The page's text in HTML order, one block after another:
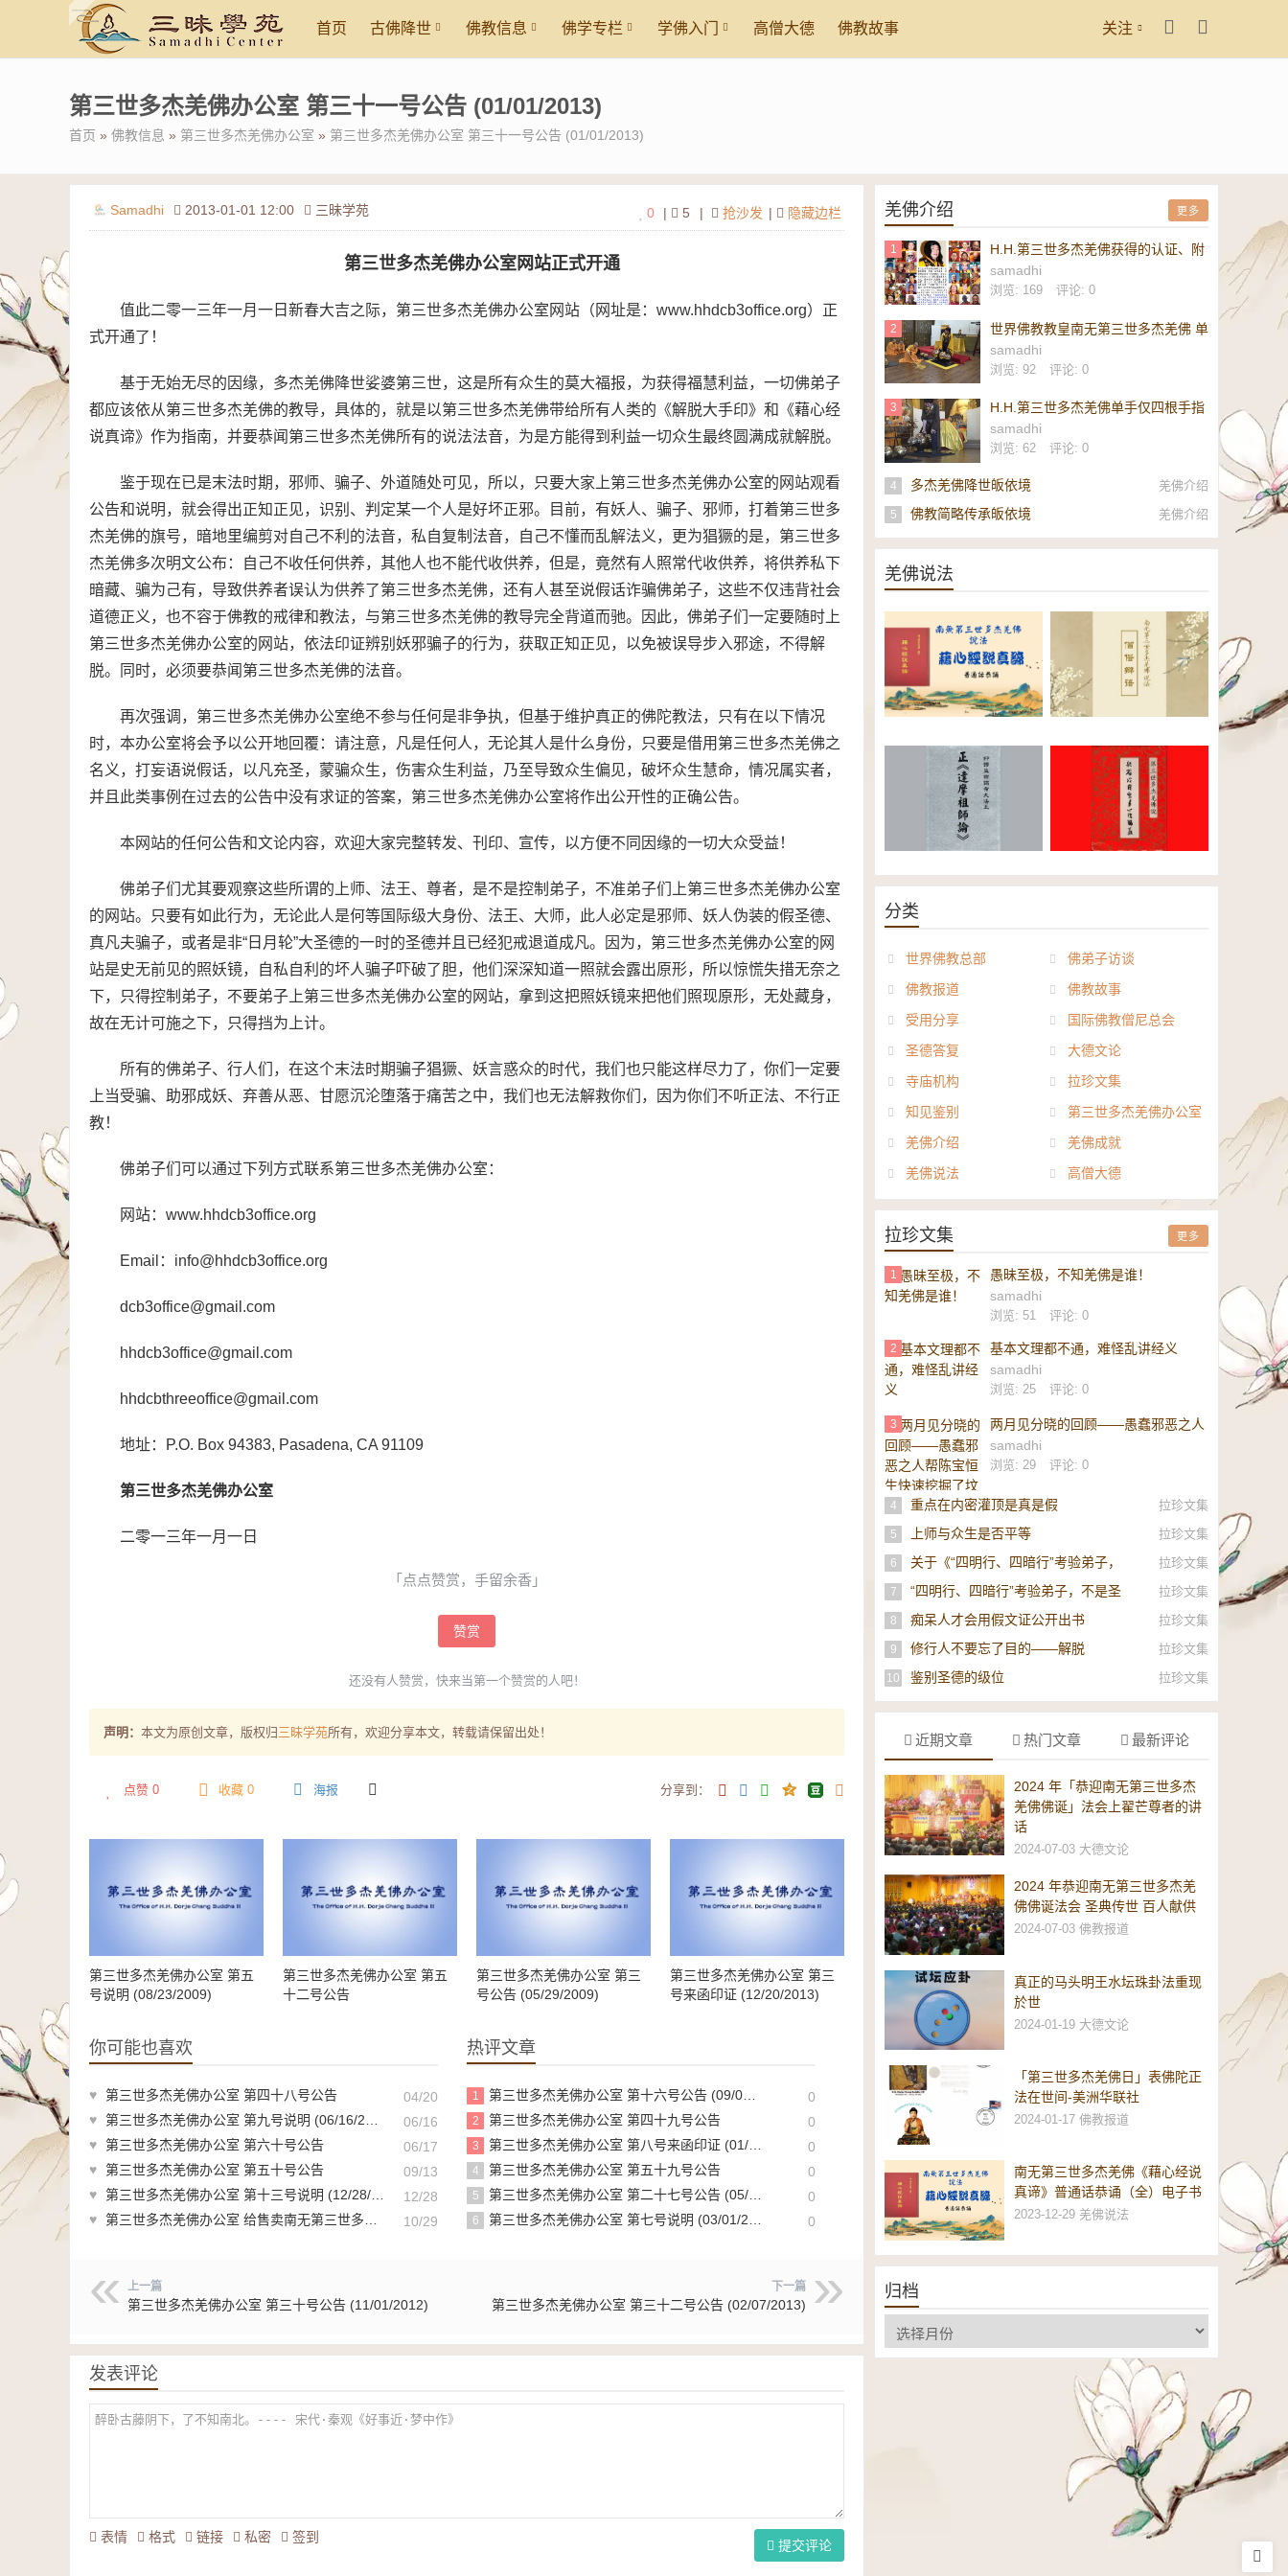
关注
首页 古佛降世 佛教信息 佛学专栏 学佛入门 高僧大德 佛教故事
第三世多杰羌佛办公室 第三十一号公告 (01/01/2013)
首页 » 佛教信息 » 第三世多杰羌佛办公室 » 第三世多杰羌佛办公室 第三十一号公告 (01/01/2013)
Samadhi 2013-01-01 12:00 三昧学苑 | 隐藏边栏
| 抢沙发
| 5
0
第三世多杰羌佛办公室网站正式开通
值此二零一三年一月一日新春大吉之际，第三世多杰羌佛办公室网站（网址是：www.hhdcb3office.org）正
式开通了！
基于无始无尽的因缘，多杰羌佛降世娑婆第三世，这是所有众生的莫大福报，为获得福慧利益，一切佛弟子
都应该依从第三世多杰羌佛的教导，具体的，就是以第三世多杰羌佛带给所有人类的《解脱大手印》和《藉心经
说真谛》作为指南，并要恭闻第三世多杰羌佛所有的说法法音，为是方能得到利益一切众生最终圆满成就解脱。
鉴于现在已是末法时期，邪师、骗子、外道随处可见，所以，只要大家上第三世多杰羌佛办公室的网站观看
公告和说明，就会得出正知正见，识别、判定某一个人是好坏正邪。目前，有妖人、骗子、邪师，打着第三世多
杰羌佛的旗号，暗地里编剪对自己不利的法音，私自复制法音，自己不懂而乱解法义，更为猖獗的是，第三世多
杰羌佛多次明文公布：自己不收任何供养，其他人也不能代收供养，但是，竟然有人照常代收供养，将供养私下
暗藏、骗为己有，导致供养者误认为供养了第三世多杰羌佛，还有人甚至说假话诈骗佛弟子，这些不仅违背社会
道德正义，也不容于佛教的戒律和教法，与第三世多杰羌佛的教导完全背道而驰。因此，佛弟子们一定要随时上
第三世多杰羌佛办公室的网站，依法印证辨别妖邪骗子的行为，获取正知正见，以免被误导步入邪途，不得解
脱。同时，必须要恭闻第三世多杰羌佛的法音。
再次强调，第三世多杰羌佛办公室绝不参与任何是非争执，但基于维护真正的佛陀教法，只有在以下情况
时，本办公室将会予以公开地回覆：请注意，凡是任何人，无论其人是什么身份，只要是借用第三世多杰羌佛之
名义，打妄语说假话，以凡充圣，蒙骗众生，伤害众生利益，乃至导致众生偏见，破坏众生慧命，情况属实者，
并且此类事例在过去的公告中没有求证的答案，第三世多杰羌佛办公室将作出公开性的正确公告。
本网站的任何公告和文论内容，欢迎大家完整转发、刊印、宣传，以方便不同因缘的一切大众受益！
佛弟子们尤其要观察这些所谓的上师、法王、尊者，是不是控制弟子，不准弟子们上第三世多杰羌佛办公室
的网站。只要有如此行为，无论此人是何等国际级大身份、法王、大师，此人必定是邪师、妖人伪装的假圣德、
真凡夫骗子，或者是非“日月轮”大圣德的一时的圣德并且已经犯戒退道成凡。因为，第三世多杰羌佛办公室的网
站是史无前见的照妖镜，自私自利的坏人骗子吓破了胆，他们深深知道一照就会露出原形，所以惊慌失措无奈之
下，只得控制弟子，不要弟子上第三世多杰羌佛办公室的网站，拿到这把照妖镜来把他们照现原形，无处藏身，
故在无计可施之下，只得挡为上计。
所有的佛弟子、行人们，在这个末法时期骗子猖獗、妖言惑众的时代，我们也只能这样尽力了，你们一定要
上当受骗、助邪成妖、弃善从恶、甘愿沉沦堕落于痛苦之中，我们也无法解救你们，因为你们不听正法、不行正
教！
佛弟子们可以通过下列方式联系第三世多杰羌佛办公室：
网站：www.hhdcb3office.org
Email：info@hhdcb3office.org
dcb3office@gmail.com
hhdcb3office@gmail.com
hhdcbthreeoffice@gmail.com
地址：P.O. Box 94383, Pasadena, CA 91109
第三世多杰羌佛办公室
二零一三年一月一日
「点点赞赏，手留余香」
赞赏
还没有人赞赏，快来当第一个赞赏的人吧！
声明： 本文为原创文章，版权归 三昧学苑所有，欢迎分享本文，转载请保留出处！
点赞 0 收藏 0 海报 分享到：
第三世多杰羌佛办公室 第五
号说明 (08/23/2009)
第三世多杰羌佛办公室 第五
十二号公告
第三世多杰羌佛办公室 第三
号公告 (05/29/2009)
第三世多杰羌佛办公室 第三
号来函印证 (12/20/2013)
你可能也喜欢
♥ 第三世多杰羌佛办公室 第四十八号公告
04/20
♥ 第三世多杰羌佛办公室 第九号说明 (06/16/2010)
06/16
♥ 第三世多杰羌佛办公室 第六十号公告
06/17
♥ 第三世多杰羌佛办公室 第五十号公告
09/13
♥ 第三世多杰羌佛办公室 第十三号说明 (12/28/2013)
12/28
♥ 第三世多杰羌佛办公室 给售卖南无第三世多杰羌佛复製品画的公司的一封公开信 10/29
热评文章
1 第三世多杰羌佛办公室 第十六号公告 (09/05/2010) 0
2 第三世多杰羌佛办公室 第四十九号公告 0
3 第三世多杰羌佛办公室 第八号来函印证 (01/11/2014) 0
4 第三世多杰羌佛办公室 第五十九号公告 0
5 第三世多杰羌佛办公室 第二十七号公告 (05/11/2012) 0
6 第三世多杰羌佛办公室 第七号说明 (03/01/2010) 0
上一篇
第三世多杰羌佛办公室 第三十号公告 (11/01/2012)
下一篇
第三世多杰羌佛办公室 第三十二号公告 (02/07/2013)
发表评论
表情 格式 链接 私密 签到
提交评论
更多
羌佛介绍
1
H.H.第三世多杰羌佛获得的认证、附
议、恭贺
samadhi
浏览: 169 评论: 0
2
世界佛教教皇南无第三世多杰羌佛 单
手勾提 437.2 磅金刚杵-维加斯新闻
报
samadhi
浏览: 92 评论: 0
3
H.H.第三世多杰羌佛单手仅四根手指
勾起 437.2 磅重的镇殿金刚杵-美新
社
samadhi
浏览: 62 评论: 0
4 多杰羌佛降世皈依境 羌佛介绍
5 佛教简略传承皈依境 羌佛介绍
羌佛说法
真谛》普通话恭诵（全）电子书
辩语
分类
世界佛教总部
佛弟子访谈
佛教报道
佛教故事
受用分享
国际佛教僧尼总会
圣德答复
大德文论
寺庙机构
拉珍文集
知见鉴别
第三世多杰羌佛办公室
羌佛介绍
羌佛成就
羌佛说法
高僧大德
更多
拉珍文集
1
愚昧至极，不知羌佛是谁！
samadhi
浏览: 51 评论: 0
2
基本文理都不通，难怪乱讲经义
samadhi
浏览: 25 评论: 0
3
两月见分晓的回顾——愚蠢邪恶之人
帮陈宝恒生快速挖掘了坟墓
samadhi
浏览: 29 评论: 0
4 重点在内密灌顶是真是假 拉珍文集
5 上师与众生是否平等 拉珍文集
6
关于《“四明行、四暗行”考验弟子，
不是圣者，即是邪师》的补充
拉珍文集
7
“四明行、四暗行”考验弟子，不是圣
者，即是邪师！
拉珍文集
8 痴呆人才会用假文证公开出书 拉珍文集
9 修行人不要忘了目的——解脱 拉珍文集
10 鉴别圣德的级位 拉珍文集
近期文章 热门文章 最新评论
2024 年「恭迎南无第三世多杰
羌佛佛诞」法会上翟芒尊者的讲
话
2024-07-03 大德文论
2024 年恭迎南无第三世多杰羌
佛佛诞法会 圣典传世 百人献供
2024-07-03 佛教报道
真正的马头明王水坛珠卦法重现
於世
2024-01-19 大德文论
「第三世多杰羌佛日」表佛陀正
法在世间-美洲华联社
2024-01-17 佛教报道
南无第三世多杰羌佛《藉心经说
真谛》普通话恭诵（全）电子书
2023-12-29 羌佛说法
归档